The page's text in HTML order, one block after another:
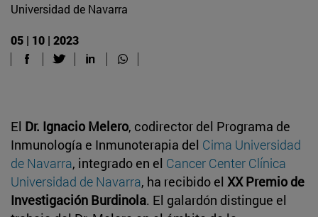
Universidad de Navarra
05 | 10 | 2023
El Dr. Ignacio Melero, codirector del Programa de
Inmunología e Inmunoterapia del Cima Universidad
de Navarra, integrado en el Cancer Center Clínica
Universidad de Navarra, ha recibido el XX Premio de
Investigación Burdinola. El galardón distingue el